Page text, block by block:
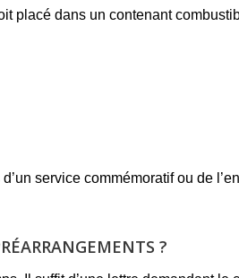
placé dans un contenant
service commémoratif ou de
?